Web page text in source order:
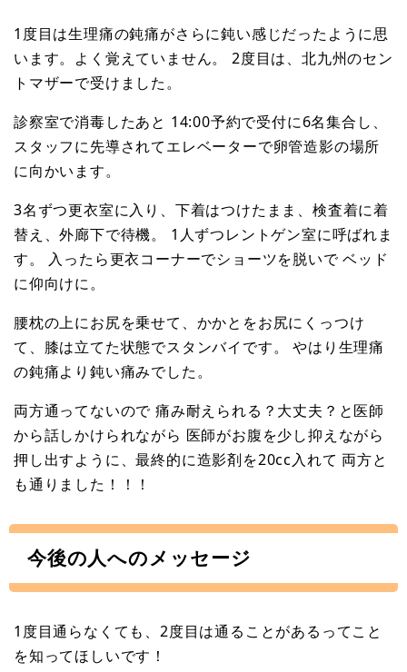
1度目は生理痛の鈍痛がさらに鈍い感じだったように思
います。よく覚えていません。 2度目は、北九州のセン
トマザーで受けました。
診察室で消毒したあと 14:00予約で受付に6名集合し、
スタッフに先導されてエレベーターで卵管造影の場所
に向かいます。
3名ずつ更衣室に入り、下着はつけたまま、検査着に着
替え、外廊下で待機。 1人ずつレントゲン室に呼ばれま
す。 入ったら更衣コーナーでショーツを脱いで ベッド
に仰向けに。
腰枕の上にお尻を乗せて、かかとをお尻にくっつけ
て、膝は立てた状態でスタンバイです。 やはり生理痛
の鈍痛より鈍い痛みでした。
両方通ってないので 痛み耐えられる？大丈夫？と医師
から話しかけられながら 医師がお腹を少し抑えながら
押し出すように、最終的に造影剤を20cc入れて 両方と
も通りました！！！
今後の人へのメッセージ
1度目通らなくても、2度目は通ることがあるってこと
を知ってほしいです！